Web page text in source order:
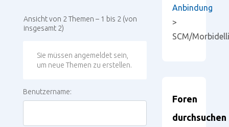
Ansicht von 2 Themen – 1 bis 2 (von
insgesamt 2)
Sie müssen angemeldet sein,
um neue Themen zu erstellen.
Benutzername:
Anbindung
>
SCM/Morbidelli
Foren
durchsuchen